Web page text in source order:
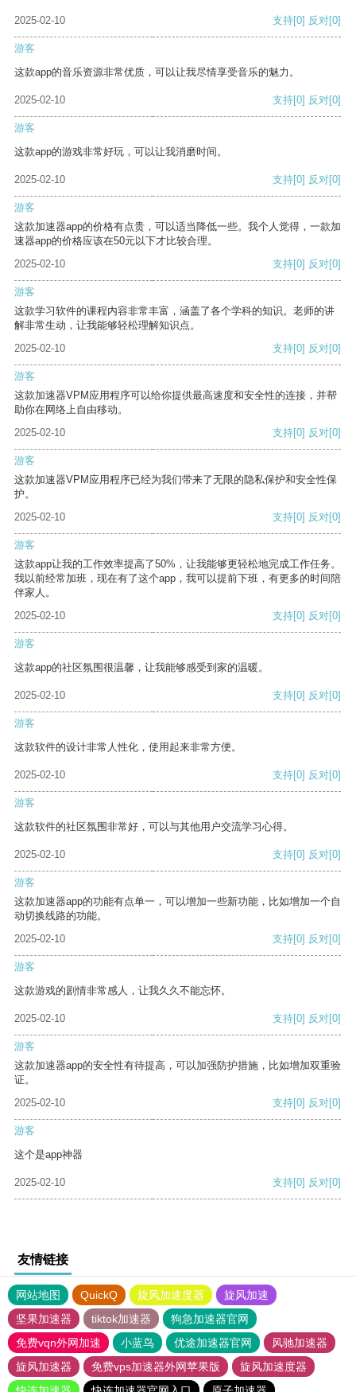
2025-02-10 支持[0] 反对[0]
游客
这款app的音乐资源非常优质，可以让我尽情享受音乐的魅力。
2025-02-10 支持[0] 反对[0]
游客
这款app的游戏非常好玩，可以让我消磨时间。
2025-02-10 支持[0] 反对[0]
游客
这款加速器app的价格有点贵，可以适当降低一些。我个人觉得，一款加
速器app的价格应该在50元以下才比较合理。
2025-02-10
支持[0] 反对[0]
游客
这款学习软件的课程内容非常丰富，涵盖了各个学科的知识。老师的讲
解非常生动，让我能够轻松理解知识点。
2025-02-10
支持[0] 反对[0]
游客
这款加速器VPM应用程序可以给你提供最高速度和安全性的连接，并帮
助你在网络上自由移动。
2025-02-10
支持[0] 反对[0]
游客
这款加速器VPM应用程序已经为我们带来了无限的隐私保护和安全性保
护。
2025-02-10
支持[0] 反对[0]
游客
这款app让我的工作效率提高了50%，让我能够更轻松地完成工作任务。
我以前经常加班，现在有了这个app，我可以提前下班，有更多的时间陪
伴家人。
2025-02-10
支持[0] 反对[0]
游客
这款app的社区氛围很温馨，让我能够感受到家的温暖。
2025-02-10 支持[0] 反对[0]
游客
这款软件的设计非常人性化，使用起来非常方便。
2025-02-10 支持[0] 反对[0]
游客
这款软件的社区氛围非常好，可以与其他用户交流学习心得。
2025-02-10 支持[0] 反对[0]
游客
这款加速器app的功能有点单一，可以增加一些新功能，比如增加一个自
动切换线路的功能。
2025-02-10
支持[0] 反对[0]
游客
这款游戏的剧情非常感人，让我久久不能忘怀。
2025-02-10 支持[0] 反对[0]
游客
这款加速器app的安全性有待提高，可以加强防护措施，比如增加双重验
证。
2025-02-10
支持[0] 反对[0]
游客
这个是app神器
2025-02-10 支持[0] 反对[0]
友情链接
网站地图 QuickQ 旋风加速度器
旋风加速
坚果加速器
tiktok加速器
狗急加速器官网
免费vqn外网加速
小蓝鸟 优途加速器官网
风驰加速器
旋风加速器
免费vps加速器外网苹果版
旋风加速度器